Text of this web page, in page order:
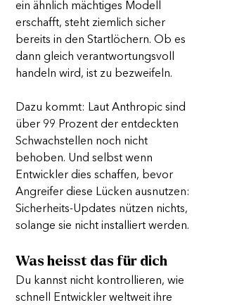
ein ähnlich mächtiges Modell
erschafft, steht ziemlich sicher
bereits in den Startlöchern. Ob es
dann gleich verantwortungsvoll
handeln wird, ist zu bezweifeln.
Dazu kommt: Laut Anthropic sind
über 99 Prozent der entdeckten
Schwachstellen noch nicht
behoben. Und selbst wenn
Entwickler dies schaffen, bevor
Angreifer diese Lücken ausnutzen:
Sicherheits-Updates nützen nichts,
solange sie nicht installiert werden.
Was heisst das für dich
Du kannst nicht kontrollieren, wie
schnell Entwickler weltweit ihre